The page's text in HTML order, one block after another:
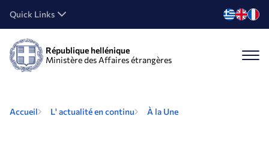
Quick Links
République hellénique
Ministère des Affaires étrangères
Accueil L' actualité en continu À la Une